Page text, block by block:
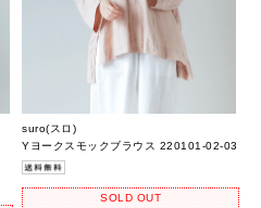
suro(スロ)
Yヨークスモックブラウス 220101-02-03
SOLD OUT